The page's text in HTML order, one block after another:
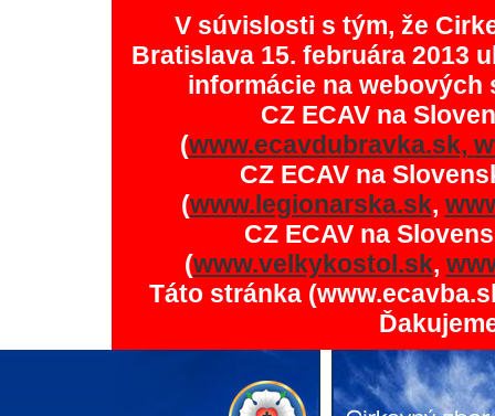
V súvislosti s tým, že
Bratislava 15. februára 2013
informácie na
CZ ECAV na
(www.ecavdubravka.sk,
CZ ECAV na
(www.legionarska.sk,
CZ ECAV na
(www.velkykostol.sk,
Táto stránka